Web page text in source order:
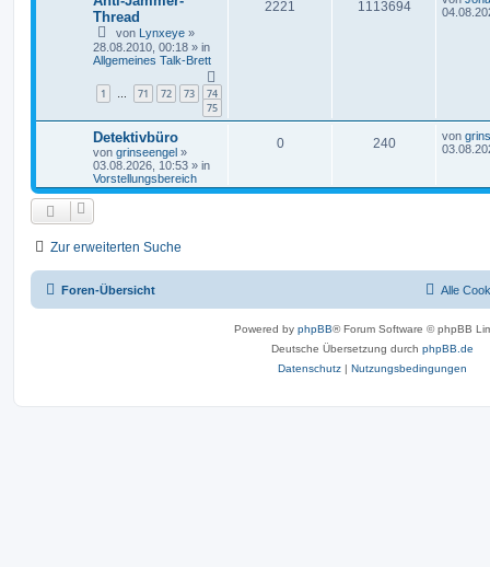
Thread
von Lynxeye »
28.08.2010, 00:18 » in
Allgemeines Talk-Brett
1 … 71 72 73
74
75
2221 1113694
Detektivbüro
von grinseengel »
03.08.2026, 10:53 » in
Vorstellungsbereich
0 240 von
Zur erweiterten Suche
Foren-Übersicht Alle
Powered by phpBB® Forum Software © phpBB
Deutsche Übersetzung durch phpBB.de
Datenschutz | Nutzungsbedingungen